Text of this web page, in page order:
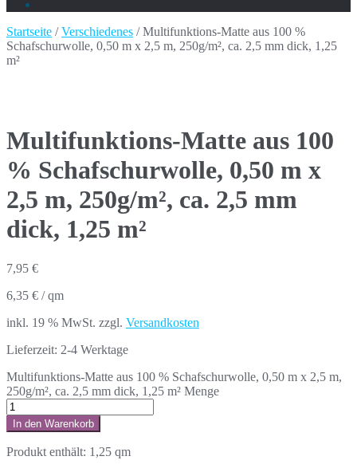
Startseite /Verschiedenes / Multifunktions-Matte aus 100 %
Schafschurwolle, 0,50 m x 2,5 m, 250g/m², ca. 2,5 mm dick, 1,25
m²
Multifunktions-Matte aus 100
% Schafschurwolle, 0,50 m x
2,5 m, 250g/m², ca. 2,5 mm
dick, 1,25 m²
7,95 €
6,35 € /qm
inkl. 19 % MwSt. zzgl. Versandkosten
Lieferzeit: 2-4 Werktage
Multifunktions-Matte aus 100 % Schafschurwolle, 0,50 m x 2,5 m,
250g/m², ca. 2,5 mm dick, 1,25 m² Menge
In den Warenkorb
Produkt enthält: 1,25 qm